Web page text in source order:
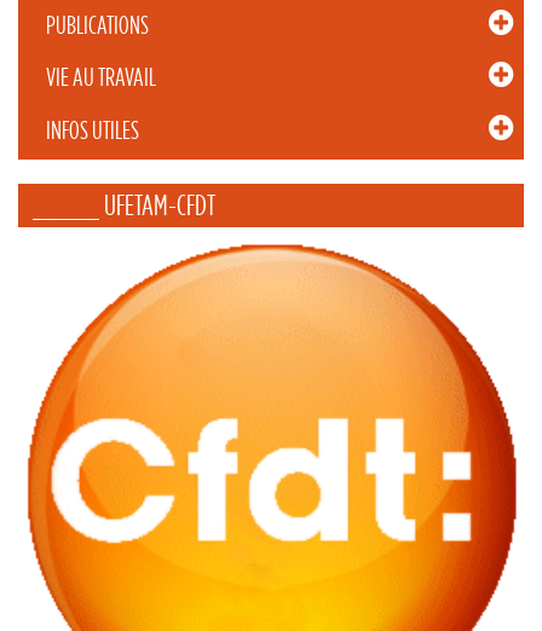
PUBLICATIONS
VIE AU TRAVAIL
INFOS UTILES
_____ UFETAM-CFDT